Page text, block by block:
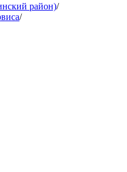
район)/
/